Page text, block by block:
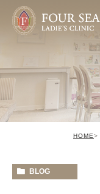
HOME
BLOG